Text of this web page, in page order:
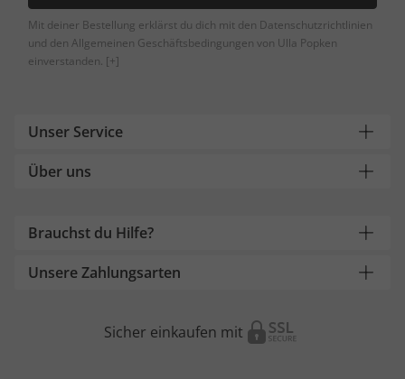
Mit deiner Bestellung erklärst du dich mit den Datenschutzrichtlinien
und den Allgemeinen Geschäftsbedingungen von Ulla Popken
einverstanden. [+]
Unser Service
Über uns
Brauchst du Hilfe?
Unsere Zahlungsarten
Sicher einkaufen mit